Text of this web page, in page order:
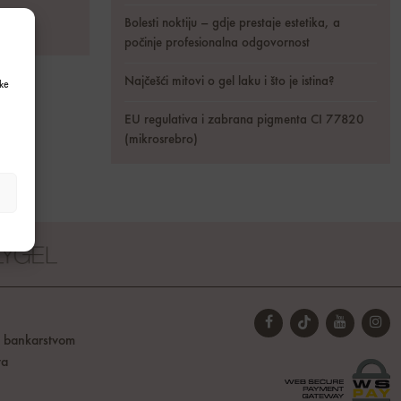
Bolesti noktiju – gdje prestaje estetika, a
počinje profesionalna odgovornost
Najčešći mitovi o gel laku i što je istina?
EU regulativa i zabrana pigmenta CI 77820
(mikrosrebro)